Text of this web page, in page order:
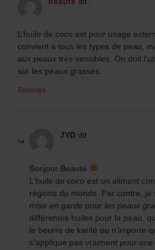
L’huile de coco est pour usage
convient à tous les types de peau,
aux peaux très sensibles. On doit
sur les peaux grasses.
Répondre
JYD dit :
Bonjour Beauté
L’huile de coco est un aliment
régions du monde. Par contre, je
mise en garde pour les peaux
différentes huiles pour la peau,
le beurre de karité ou n’importe
s’applique pas vraiment pour